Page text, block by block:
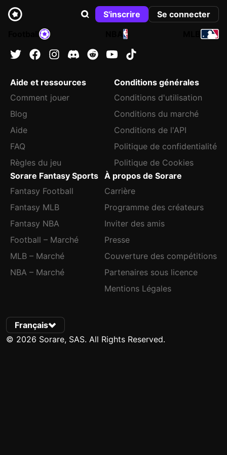
S'inscrire
Se connecter
NBA
Aide et ressources
Comment jouer
Blog
Aide
FAQ
Règles du jeu
Conditions générales
Conditions d'utilisation
Conditions du marché
Conditions de l'API
Politique de confidentialité
Politique de Cookies
Sorare Fantasy Sports
Fantasy Football
Fantasy MLB
Fantasy NBA
Football – Marché
MLB – Marché
NBA – Marché
À propos de Sorare
Carrière
Programme des créateurs
Inviter des amis
Presse
Couverture des compétitions
Partenaires sous licence
Mentions Légales
Français
© 2026 Sorare, SAS. All Rights Reserved.